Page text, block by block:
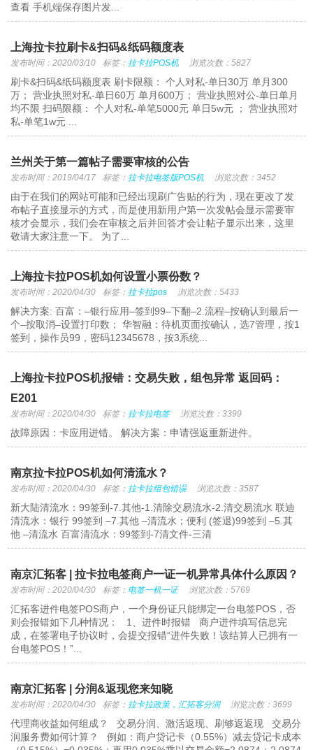
查看 手机端保存图片发...
上海拉卡拉刷卡&扫码&纸码额度表
发布时间：2020/03/10 标签： 拉卡拉POS机 浏览次数：5827
刷卡&扫码&纸码额度表 刷卡限额： 个人对私-单日30万 单月300
万； 营业执照对私-单日60万 单月600万； 营业执照对公-单日单月
均不限 扫码限额： 个人对私-单笔5000元 单日5w元 ； 营业执照对
私-单笔1w元 ...
兰州关于第一篇帖子需要审核的公告
发布时间：2019/04/17 标签： 拉卡拉电签版POS机 浏览次数：3452
由于在我们的网站可能和已经出现刷广告贴的行为，现在更改了发
布帖子直接显示的方式，而是使用新用户第一次发帖会显示需要审
核才会显示，我们会在审核之后并回答才会让帖子显示出来，这里
敬请大家注意一下。 为了...
上海拉卡拉POS机如何设置小票份数？
发布时间：2020/04/30 标签： 拉卡拉pos 浏览次数：5433
解决方案: 百富：–银行应用–签到99–下翻–2.流程–按确认到最后一
个–按取消–设置打印数； 华智融：待机页面按确认，选7管理，按1
签到，操作员99，密码12345678，按3系统...
上海拉卡拉POS机报错：交易失败，组包异常 返回码：
E201
发布时间：2020/04/30 标签： 拉卡拉电签 浏览次数：3399
故障原因：卡应用进错。 解决方案：申请强返重新进件。
南京拉卡拉POS机如何清流水？
发布时间：2020/04/30 标签： 拉卡拉组包错误 浏览次数：3587
新大陆清流水：99签到-7.其他-1.清除交易流水-2.清交易流水 联迪
清流水：银行 99签到 –7.其他 –清流水；便利 (签退)99签到 –5.其
他 –清流水 百富清流水：99签到-7清文件-三清
南京汇拓客 | 拉卡拉电签商户一证一机异常具体什么原因？
发布时间：2020/04/30 标签： 电签一机一证 浏览次数：5769
汇拓客进件电签POS商户，一个身份证只能绑定一台电签POS，否
则会报错如下几种情况： 1、进件时报错 商户进件填写信息完
成，在签署电子协议时，会提交报错“进件失败！该结算人已拥有一
台电签POS！”...
南京汇拓客 | 分润&返现您来知晓
发布时间：2020/04/30 标签： 拉卡拉政策，汇拓客分润 浏览次数：3699
代理商收益如何组成？ 交易分润、激活返现、刷够返返现 交易分
润服务费如何计算？ 例如：商户贷记卡（0.55%）减去贷记卡成本